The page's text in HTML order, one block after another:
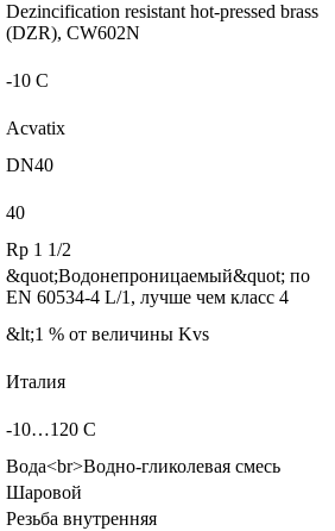
Dezincification resistant hot-pressed brass
(DZR), CW602N
-10 C
Acvatix
DN40
40
Rp 1 1/2
&quot;Водонепроницаемый&quot; по
EN 60534-4 L/1, лучше чем класс 4
&lt;1 % от величины Kvs
Италия
-10…120 C
Вода<br>Водно-гликолевая смесь
Шаровой
Резьба внутренняя